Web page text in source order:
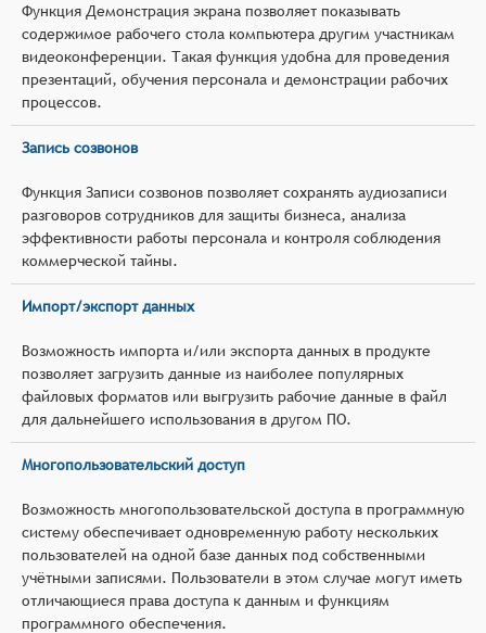
Функция Демонстрация экрана позволяет показывать
содержимое рабочего стола компьютера другим участникам
видеоконференции. Такая функция удобна для проведения
презентаций, обучения персонала и демонстрации рабочих
процессов.
Запись созвонов
Функция Записи созвонов позволяет сохранять аудиозаписи
разговоров сотрудников для защиты бизнеса, анализа
эффективности работы персонала и контроля соблюдения
коммерческой тайны.
Импорт/экспорт данных
Возможность импорта и/или экспорта данных в продукте
позволяет загрузить данные из наиболее популярных
файловых форматов или выгрузить рабочие данные в файл
для дальнейшего использования в другом ПО.
Многопользовательский доступ
Возможность многопользовательской доступа в программную
систему обеспечивает одновременную работу нескольких
пользователей на одной базе данных под собственными
учётными записями. Пользователи в этом случае могут иметь
отличающиеся права доступа к данным и функциям
программного обеспечения.